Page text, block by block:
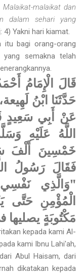
Malaikat-malaikat dan
dalam sehari yang
4) Yakni hari kiamat.
itu bagi orang-orang
semakna telah
قَالَ الْإِمَامُ
حَدَّثَنَا ابْنُ
عَنْ أَبِي سَعِيدٍ
اللَّهُ عَلَيْهِ
خَمْسِينَ أَلْفَ
فَقَالَ رَسُولُ
"وَالَّذِي
الْمُؤْمِنِ حَتَّى
مَكْتُوبَةٍ يصليها
kepada kami Al-
kami Ibnu Lahi'ah,
Abul Haisam, dari
dikatakan kepada